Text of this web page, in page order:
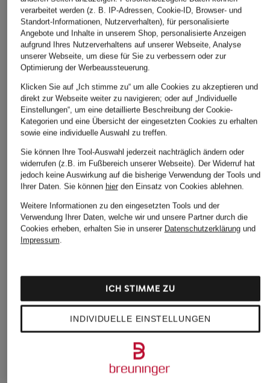
+Aktionsrabatt
CPH MUSE
Hose CMTAILOR
79,99 €
Bestpreis:67,99 €
Ursprünglich: 99,99 €
+Aktionsrabatt
KnowledgeCotton
Apparel
Hose POSEY
69,99 €
Bestpreis:102 €
Ursprünglich:120 €
+Aktionsrabatt
Hose
129,99 €
Bestpreis:229 €
Weitere Kategorien
Mäntel für Herren
Pullover für Damen
verarbeitet werden (z. B. IP-Adressen, Cookie-ID, Browser- und
Standort-Informationen, Nutzerverhalten), für personalisierte
Angebote und Inhalte in unserem Shop, personalisierte Anzeigen
aufgrund Ihres Nutzerverhaltens auf unserer Webseite, Analyse
unserer Webseite, um diese für Sie zu verbessern oder zur
Optimierung der Werbeaussteuerung.
Klicken Sie auf „Ich stimme zu“ um alle Cookies zu akzeptieren und
direkt zur Webseite weiter zu navigieren; oder auf „Individuelle
Einstellungen“, um eine detaillierte Beschreibung der Cookie-
Kategorien und eine Übersicht der eingesetzten Cookies zu erhalten
sowie eine individuelle Auswahl zu treffen.
Sie können Ihre Tool-Auswahl jederzeit nachträglich ändern oder
widerrufen (z.B. im Fußbereich unserer Webseite). Der Widerruf hat
jedoch keine Auswirkung auf die bisherige Verwendung der Tools und
Ihrer Daten. Sie können hierden Einsatz von Cookies ablehnen.
Weitere Informationen zu den eingesetzten Tools und der
Verwendung Ihrer Daten, welche wir und unsere Partner durch die
Cookies erheben, erhalten Sie in unserer Datenschutzerklärungund
Impressum.
INDIVIDUELLE EINSTELLUNGEN
ICH STIMME ZU